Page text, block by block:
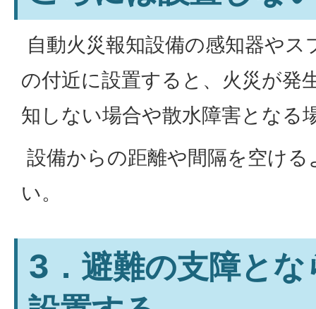
自動火災報知設備の感知器や
の付近に設置すると、火災が発
知しない場合や散水障害となる
設備からの距離や間隔を空け
い。
3．避難の支障と